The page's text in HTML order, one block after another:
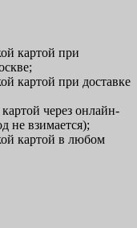
картой при
картой при доставке
через онлайн-
не взимается);
картой в любом